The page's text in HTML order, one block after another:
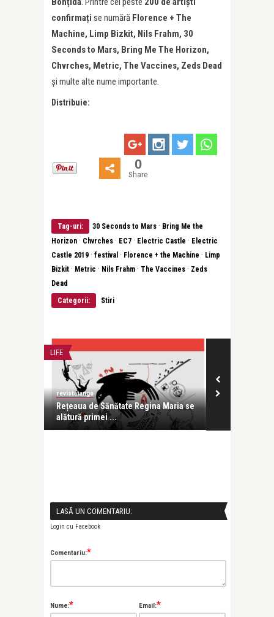
confirmați se numără Florence + The
Machine, Limp Bizkit, Nils Frahm, 30
Seconds to Mars, Bring Me The Horizon,
Chvrches, Metric, The Vaccines, Zeds Dead
și multe alte nume importante.
Distribuie:
0
Share
Tag-uri: 30 Seconds to Mars · Bring Me the
Horizon · Chvrches · EC7 · Electric Castle · Electric
Castle 2019 · festival · Florence + the Machine · Limp
Bizkit · Metric · Nils Frahm · The Vaccines · Zeds
Dead
Categorii:
Stiri
LIFE
revistatango
Rețeaua de Sănătate Regina Maria se
alătură primei ...
LASĂ UN COMENTARIU:
Login cu Facebook
Comentariu:*
Nume:* Email:*